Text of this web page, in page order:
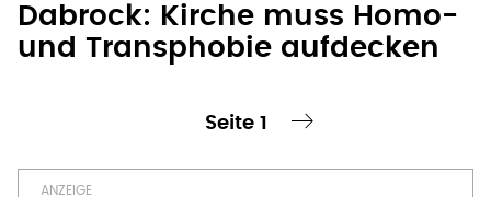
Dabrock: Kirche muss Homo-
und Transphobie aufdecken
Seite 1
nächste Seite ›